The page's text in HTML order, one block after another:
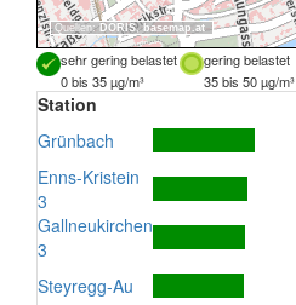
Quellen: DORIS, basemap.at
sehr gering belastet gering belastet
0 bis 35 µg/m³
35 bis 50 µg/m³
Station
Grünbach
Enns-Kristein
3
Gallneukirchen
3
Steyregg-Au